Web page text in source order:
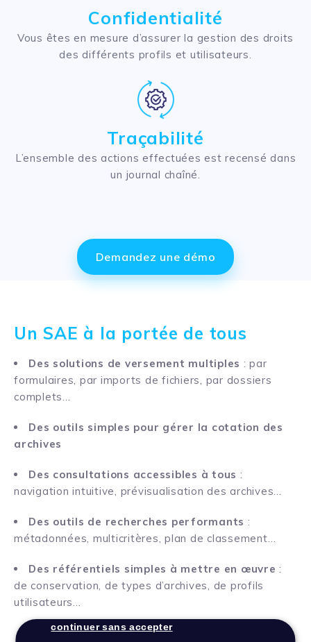
Confidentialité
Vous êtes en mesure d’assurer la gestion des droits
des différents profils et utilisateurs.​
Traçabilité
L’ensemble des actions effectuées est recensé dans
un journal chaîné.​
Demandez une démo
Un SAE à la portée de tous
Des solutions de versement multiples : par
formulaires, par imports de fichiers, par dossiers
complets…
Des outils simples pour gérer la cotation des
archives
Des consultations accessibles à tous :
navigation intuitive, prévisualisation des archives…
Des outils de recherches performants :
métadonnées, multicritères, plan de classement…
Des référentiels simples à mettre en œuvre :
de conservation, de types d’archives, de profils
utilisateurs…
continuer sans accepter